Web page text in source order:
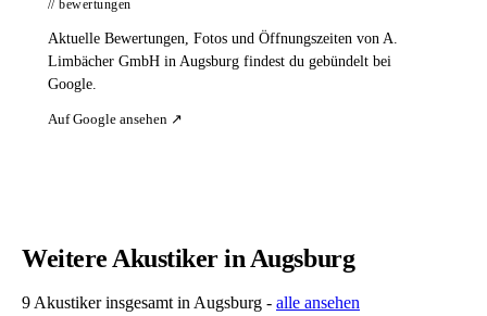
// bewertungen
Aktuelle Bewertungen, Fotos und Öffnungszeiten von A.
Limbächer GmbH in Augsburg findest du gebündelt bei
Google.
Auf Google ansehen ↗
Weitere Akustiker in Augsburg
9 Akustiker insgesamt in Augsburg - alle ansehen